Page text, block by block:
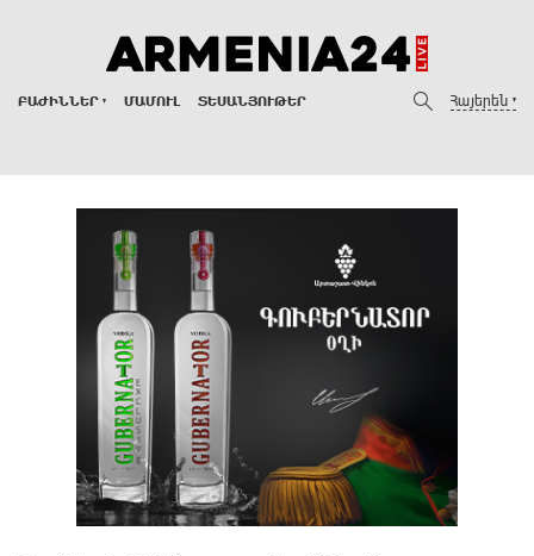
ԲԱԺԻՆՆԵՐ ՄԱՄՈՒԼ ՏԵՍԱՆՅՈՒԹԵՐ Հայերեն